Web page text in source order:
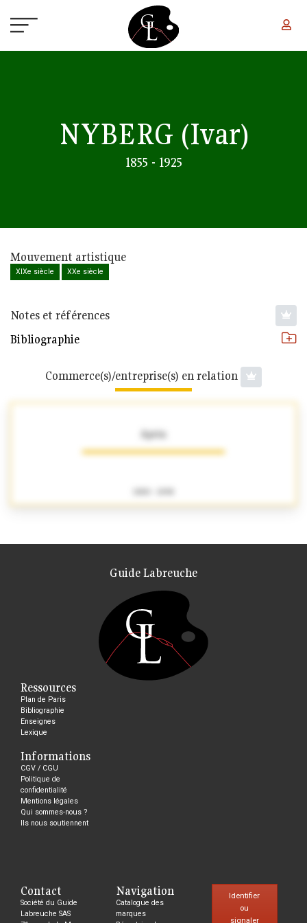
NYBERG (Ivar)
1855 - 1925
Mouvement artistique
XIXe siècle XXe siècle
Notes et références
Bibliographie
Commerce(s)/entreprise(s) en relation
Aprin
Guide Labreuche
Ressources
Plan de Paris
Bibliographie
Enseignes
Lexique
Informations
CGV / CGU
Politique de
confidentialité
Mentions légales
Qui sommes-nous ?
Ils nous soutiennent
Contact
Société du Guide
Labreuche SAS
Navigation
Catalogue des
marques
Identifier
ou
signaler